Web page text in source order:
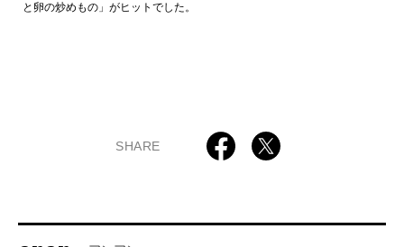
と卵の炒めもの」がヒットでした。
SHARE